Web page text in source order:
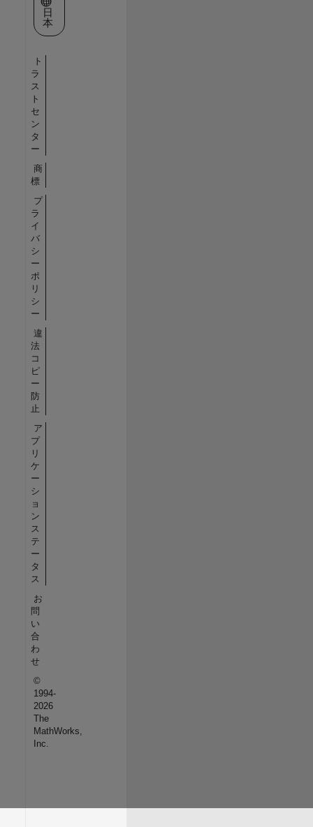
日
本
ト
ラ
ス
ト
セ
ン
タ
ー
商
標
プ
ラ
イ
バ
シ
ー
ポ
リ
シ
ー
違
法
コ
ピ
ー
防
止
ア
プ
リ
ケ
ー
シ
ョ
ン
ス
テ
ー
タ
ス
お
問
い
合
わ
せ
©
1994-
2026
The
MathWorks,
Inc.